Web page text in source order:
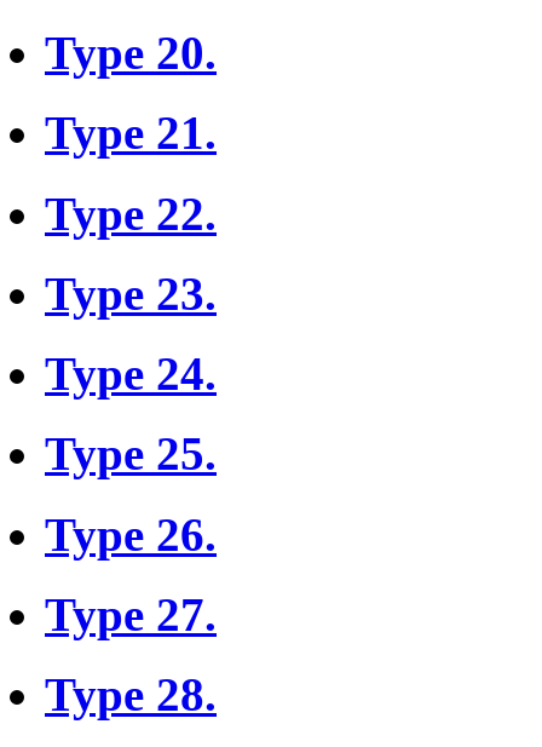
Type 20.
Type 21.
Type 22.
Type 23.
Type 24.
Type 25.
Type 26.
Type 27.
Type 28.